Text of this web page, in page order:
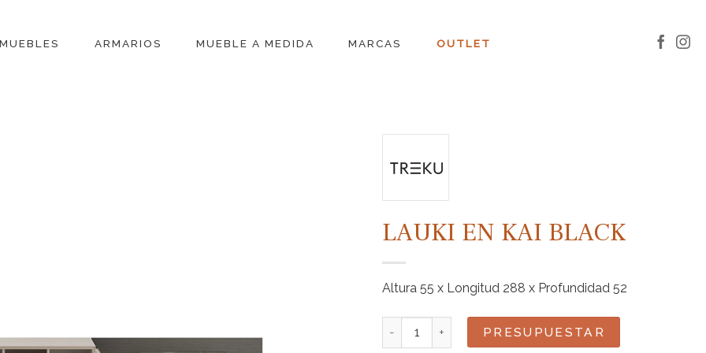
MUEBLES ARMARIOS MUEBLE A MEDIDA MARCAS OUTLET
LAUKI EN KAI BLACK
Altura 55 x Longitud 288 x Profundidad 52
Lauki en Kai Black cantidadPRESUPUESTAR